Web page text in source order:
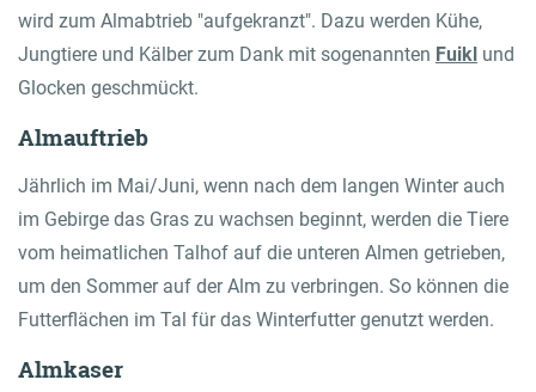
wird zum Almabtrieb "aufgekranzt". Dazu werden Kühe,
Jungtiere und Kälber zum Dank mit sogenannten Fuikl und
Glocken geschmückt.
Almauftrieb
Jährlich im Mai/Juni, wenn nach dem langen Winter auch
im Gebirge das Gras zu wachsen beginnt, werden die Tiere
vom heimatlichen Talhof auf die unteren Almen getrieben,
um den Sommer auf der Alm zu verbringen. So können die
Futterflächen im Tal für das Winterfutter genutzt werden.
Almkaser